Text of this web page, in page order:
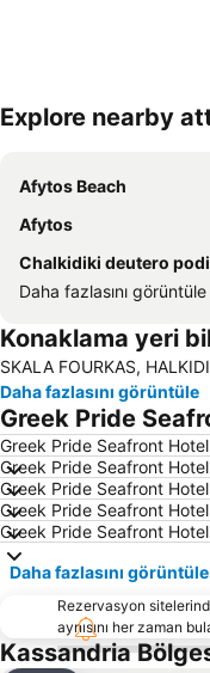
Explore nearby
Afytos Beach
Afytos
Chalkidiki deutero podi
Daha fazlasını görüntüle
Konaklama yeri
SKALA FOURKAS,
Daha fazlasını görüntüle
Greek Pride
Greek Pride Seafront
Greek Pride Seafront
Greek Pride Seafront
Greek Pride Seafront
Greek Pride Seafront
Daha fazlasını görüntüle
Rezervasyon
aynısını her zaman
Kassandria